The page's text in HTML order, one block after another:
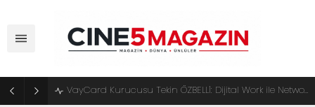
VayCard Kurucusu Tekin ÖZBELLİ: Dijital Work ile Network Marketingde Yeni Dönem Başlıyor